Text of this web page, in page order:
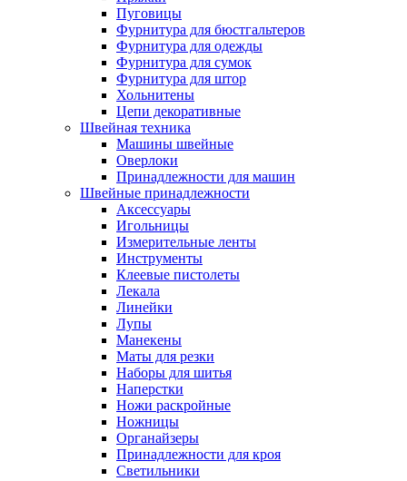
Пуговицы
Фурнитура для бюстгальтеров
Фурнитура для одежды
Фурнитура для сумок
Фурнитура для штор
Хольнитены
Цепи декоративные
Швейная техника
Машины швейные
Оверлоки
Принадлежности для машин
Швейные принадлежности
Аксессуары
Игольницы
Измерительные ленты
Инструменты
Клеевые пистолеты
Лекала
Линейки
Лупы
Манекены
Маты для резки
Наборы для шитья
Наперстки
Ножи раскройные
Ножницы
Органайзеры
Принадлежности для кроя
Светильники